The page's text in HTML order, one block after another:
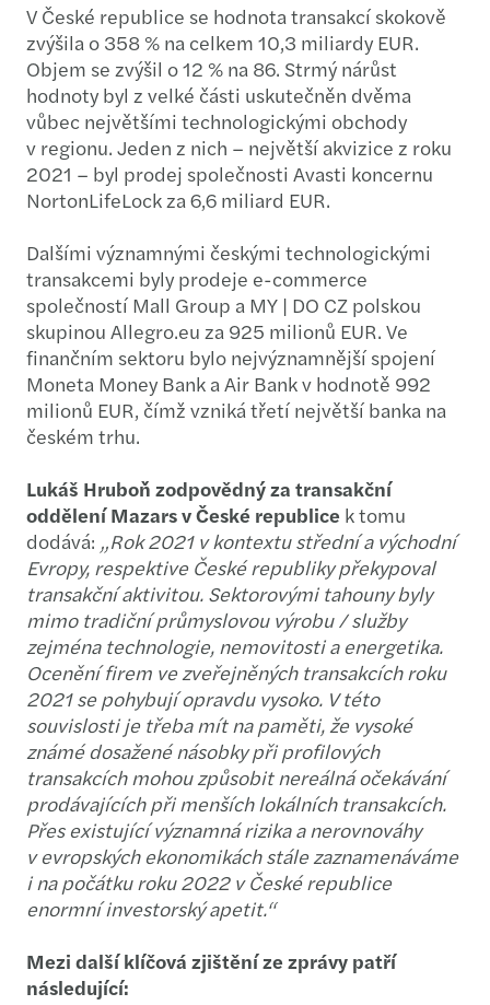
V České republice se hodnota transakcí skokově
zvýšila o 358 % na celkem 10,3 miliardy EUR.
Objem se zvýšil o 12 % na 86. Strmý nárůst
hodnoty byl z velké části uskutečněn dvěma
vůbec největšími technologickými obchody
v regionu. Jeden z nich – největší akvizice z roku
2021 – byl prodej společnosti Avasti koncernu
NortonLifeLock za 6,6 miliard EUR.
Dalšími významnými českými technologickými
transakcemi byly prodeje e-commerce
společností Mall Group a MY | DO CZ polskou
skupinou Allegro.eu za 925 milionů EUR. Ve
finančním sektoru bylo nejvýznamnější spojení
Moneta Money Bank a Air Bank v hodnotě 992
milionů EUR, čímž vzniká třetí největší banka na
českém trhu.
Lukáš Hruboň zodpovědný za transakční
oddělení Mazars v České republice k tomu
dodává: „Rok 2021 v kontextu střední a východní
Evropy, respektive České republiky překypoval
transakční aktivitou. Sektorovými tahouny byly
mimo tradiční průmyslovou výrobu / služby
zejména technologie, nemovitosti a energetika.
Ocenění firem ve zveřejněných transakcích roku
2021 se pohybují opravdu vysoko. V této
souvislosti je třeba mít na paměti, že vysoké
známé dosažené násobky při profilových
transakcích mohou způsobit nereálná očekávání
prodávajících při menších lokálních transakcích.
Přes existující významná rizika a nerovnováhy
v evropských ekonomikách stále zaznamenáváme
i na počátku roku 2022 v České republice
enormní investorský apetit.“
Mezi další klíčová zjištění ze zprávy patří
následující: